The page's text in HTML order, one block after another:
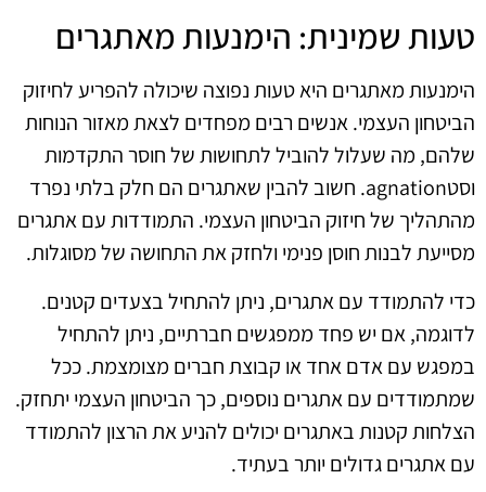
טעות שמינית: הימנעות מאתגרים
הימנעות מאתגרים היא טעות נפוצה שיכולה להפריע לחיזוק
הביטחון העצמי. אנשים רבים מפחדים לצאת מאזור הנוחות
שלהם, מה שעלול להוביל לתחושות של חוסר התקדמות
וסטagnation. חשוב להבין שאתגרים הם חלק בלתי נפרד
מהתהליך של חיזוק הביטחון העצמי. התמודדות עם אתגרים
מסייעת לבנות חוסן פנימי ולחזק את התחושה של מסוגלות.
כדי להתמודד עם אתגרים, ניתן להתחיל בצעדים קטנים.
לדוגמה, אם יש פחד ממפגשים חברתיים, ניתן להתחיל
במפגש עם אדם אחד או קבוצת חברים מצומצמת. ככל
שמתמודדים עם אתגרים נוספים, כך הביטחון העצמי יתחזק.
הצלחות קטנות באתגרים יכולים להניע את הרצון להתמודד
עם אתגרים גדולים יותר בעתיד.